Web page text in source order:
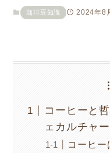
珈琲豆知識 2024年8
コーヒーと
ェカルチャー
コーヒー